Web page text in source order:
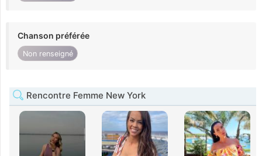
Chanson préférée
Non renseigné
Rencontre Femme New York